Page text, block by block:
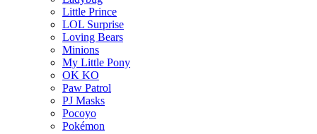
Little Prince
LOL Surprise
Loving Bears
Minions
My Little Pony
OK KO
Paw Patrol
PJ Masks
Pocoyo
Pokémon